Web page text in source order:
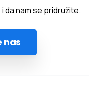
da nam se pridružite.
nas